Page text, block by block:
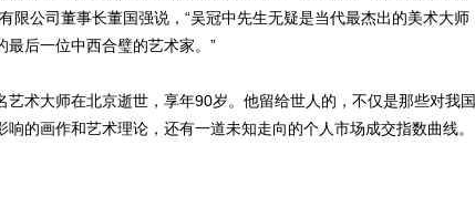
限公司董事长董国强说，“吴冠中先生无疑是当代最杰出的美术大师
最后一位中西合璧的艺术家。”
大师在北京逝世，享年90岁。他留给世人的，不仅是那些对我国
的画作和艺术理论，还有一道未知走向的个人市场成交指数曲线。